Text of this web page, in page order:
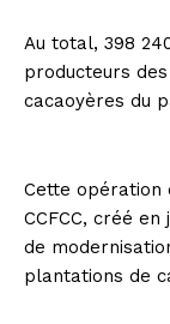
Au total, 398
producteurs
cacaoyères du
Cette opération
CCFCC, créé
de
plantations de